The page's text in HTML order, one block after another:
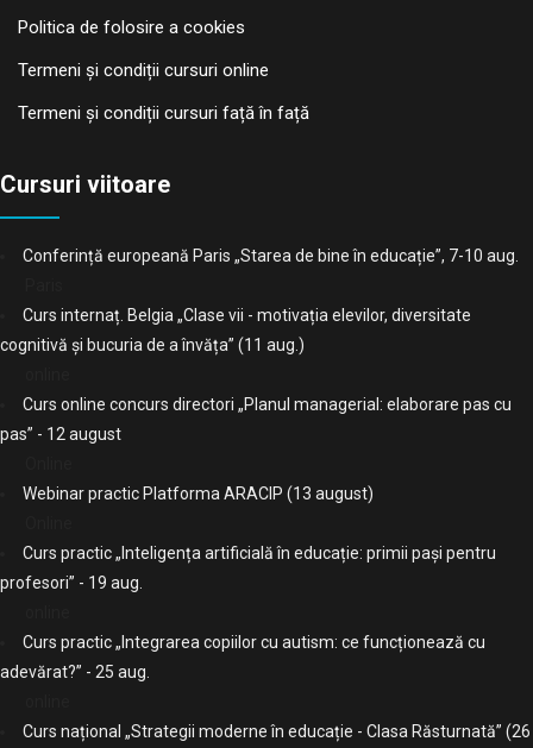
Politica de folosire a cookies
Termeni și condiții cursuri online
Termeni și condiții cursuri față în față
Cursuri viitoare
Conferință europeană Paris „Starea de bine în educație”, 7-10 aug.
Curs internaț. Belgia „Clase vii - motivația elevilor, diversitate
cognitivă și bucuria de a învăța” (11 aug.)
Curs online concurs directori „Planul managerial: elaborare pas cu
pas” - 12 august
Webinar practic Platforma ARACIP (13 august)
Curs practic „Inteligența artificială în educație: primii pași pentru
profesori” - 19 aug.
Curs practic „Integrarea copiilor cu autism: ce funcționează cu
adevărat?” - 25 aug.
Curs național „Strategii moderne în educație - Clasa Răsturnată” (26